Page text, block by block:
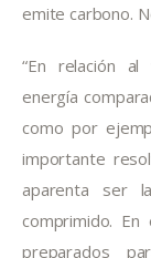
emite carbono.
“En relación al
energía
como por
importante
aparenta ser
comprimido.
preparados